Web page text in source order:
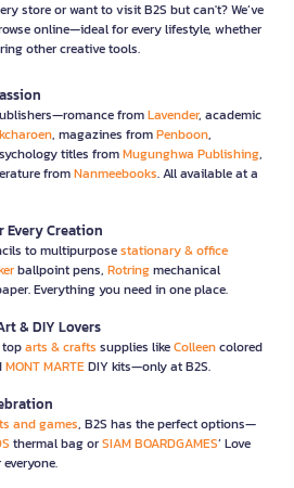
store or want to visit B2S but can't? We’ve
online—ideal for every lifestyle, whether
other creative tools.
fromLavender, academic
, magazines fromPenboon,
titles fromMugunghwa Publishing,
fromNanmeebooks. All available at a
Every Creation
to multipurposestationary & office
ballpoint pens, Rotringmechanical
Everything you need in one place.
& DIY Lovers
arts & crafts supplies likeColleencolored
MONT MARTEDIY kits—only at B2S.
and games, B2S has the perfect options—
thermal bag orSIAM BOARDGAMES’ Love